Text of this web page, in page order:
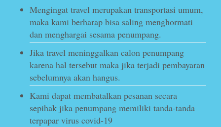
Mengingat travel merupakan transportasi umum,
maka kami berharap bisa saling menghormati
dan menghargai sesama penumpang.
Jika travel meninggalkan calon penumpang
karena hal tersebut maka jika terjadi pembayaran
sebelumnya akan hangus.
Kami dapat membatalkan pesanan secara
sepihak jika penumpang memiliki tanda-tanda
terpapar virus covid-19